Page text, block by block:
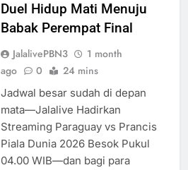
Duel Hidup Mati Menuju
Babak Perempat Final
JalalivePBN3
1 month
ago
0 24 mins
Jadwal besar sudah di depan
mata—Jalalive Hadirkan
Streaming Paraguay vs Prancis
Piala Dunia 2026 Besok Pukul
04.00 WIB—dan bagi para